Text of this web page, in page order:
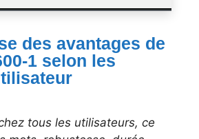
des avantages de
1 selon les
tous les utilisateurs, ce